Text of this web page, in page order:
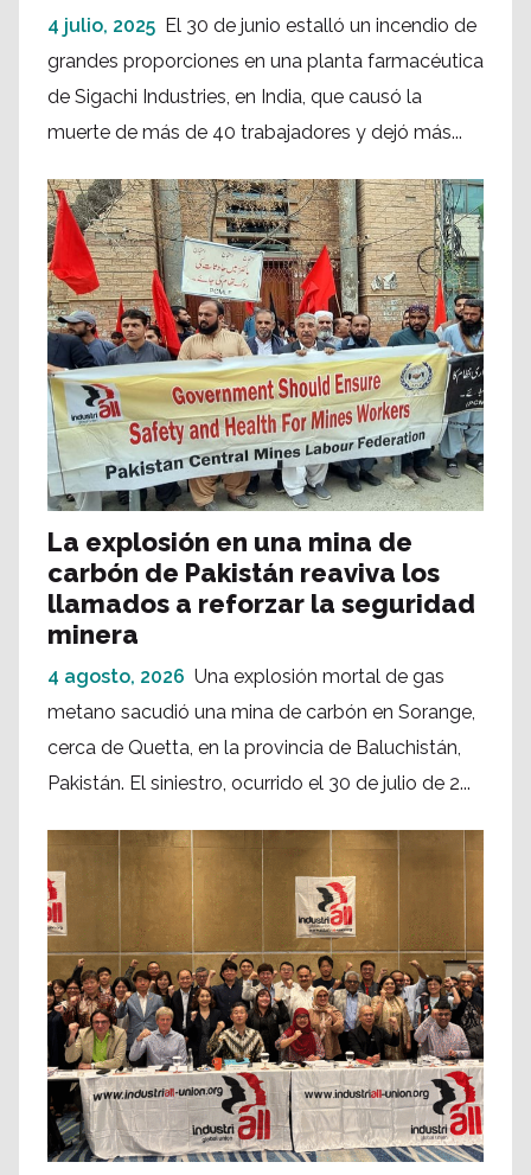
4 julio, 2025 El 30 de junio estalló un incendio de
grandes proporciones en una planta farmacéutica
de Sigachi Industries, en India, que causó la
muerte de más de 40 trabajadores y dejó más...
La explosión en una mina de
carbón de Pakistán reaviva los
llamados a reforzar la seguridad
minera
4 agosto, 2026 Una explosión mortal de gas
metano sacudió una mina de carbón en Sorange,
cerca de Quetta, en la provincia de Baluchistán,
Pakistán. El siniestro, ocurrido el 30 de julio de 2...